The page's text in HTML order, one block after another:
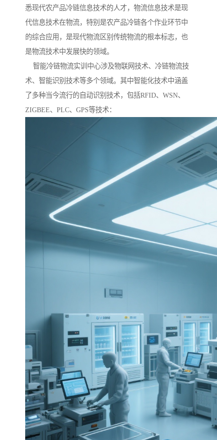
悉现代农产品冷链信息技术的人才，物流信息技术是现
代信息技术在物流，特别是农产品冷链各个作业环节中
的综合应用，是现代物流区别传统物流的根本标志，也
是物流技术中发展快的领域。
智能冷链物流实训中心涉及物联网技术、冷链物流技
术、智能识别技术等多个领域。其中智能化技术中涵盖
了多种当今流行的自动识别技术，包括RFID、WSN、
ZIGBEE、PLC、GPS等技术：